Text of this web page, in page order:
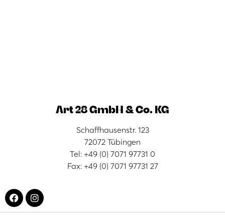
Art 28 GmbH & Co. KG
Schaffhausenstr. 123
72072 Tübingen
Tel: +49 (0) 7071 97731 0
Fax: +49 (0) 7071 97731 27